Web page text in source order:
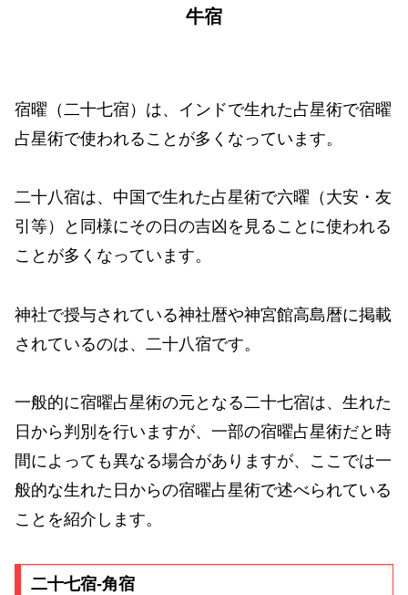
牛宿
宿曜（二十七宿）は、インドで生れた占星術で宿曜
占星術で使われることが多くなっています。
二十八宿は、中国で生れた占星術で六曜（大安・友
引等）と同様にその日の吉凶を見ることに使われる
ことが多くなっています。
神社で授与されている神社暦や神宮館高島暦に掲載
されているのは、二十八宿です。
一般的に宿曜占星術の元となる二十七宿は、生れた
日から判別を行いますが、一部の宿曜占星術だと時
間によっても異なる場合がありますが、ここでは一
般的な生れた日からの宿曜占星術で述べられている
ことを紹介します。
二十七宿-角宿